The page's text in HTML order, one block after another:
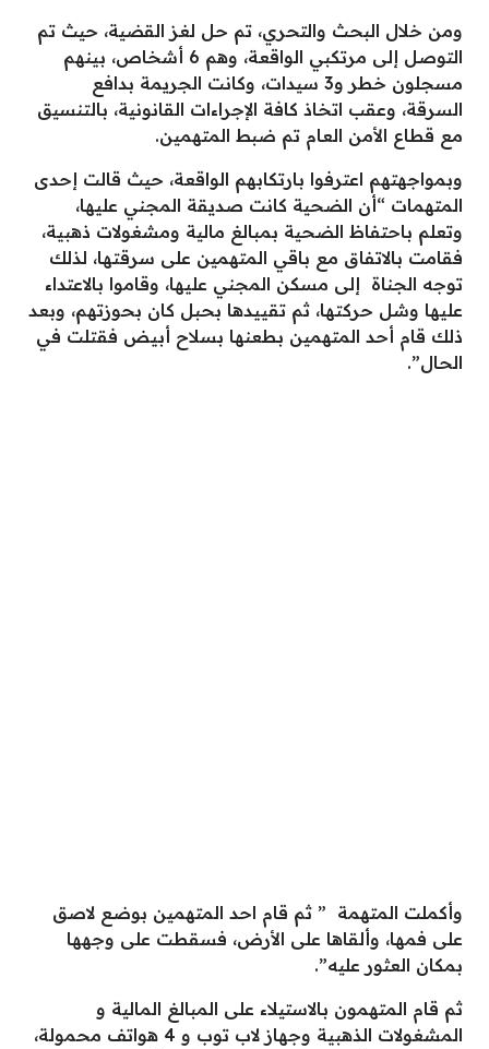
ومن خلال البحث والتحري، تم حل لغز القضية، حيث تم
التوصل إلى مرتكبي الواقعة، وهم 6 أشخاص، بينهم
مسجلون خطر و3 سيدات، وكانت الجريمة بدافع
السرقة، وعقب اتخاذ كافة الإجراءات القانونية، بالتنسيق
مع قطاع الأمن العام تم ضبط المتهمين.
وبمواجهتهم اعترفوا بارتكابهم الواقعة، حيث قالت إحدى
المتهمات “أن الضحية كانت صديقة المجني عليها،
وتعلم باحتفاظ الضحية بمبالغ مالية ومشغولات ذهبية،
فقامت بالاتفاق مع باقي المتهمين على سرقتها، لذلك
توجه الجناة إلى مسكن المجني عليها، وقاموا بالاعتداء
عليها وشل حركتها، ثم تقييدها بحبل كان بحوزتهم، وبعد
ذلك قام أحد المتهمين بطعنها بسلاح أبيض فقتلت في
الحال”.
وأكملت المتهمة ” ثم قام احد المتهمين بوضع لاصق
على فمها، وألقاها على الأرض، فسقطت على وجهها
بمكان العثور عليه”.
ثم قام المتهمون بالاستيلاء على المبالغ المالية و
المشغولات الذهبية وجهاز لاب توب و 4 هواتف محمولة،